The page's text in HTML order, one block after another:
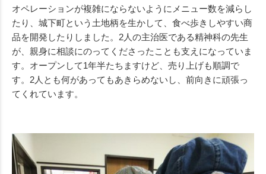
オペレーションが複雑にならないようにメニュー数を減らし
たり、城下町という土地柄を生かして、食べ歩きしやすい商
品を開発したりしました。2人の主治医である精神科の先生
が、親身に相談にのってくださったことも支えになっていま
す。オープンして1年半たちますけど、売り上げも順調で
す。2人とも何があってもあきらめないし、前向きに頑張っ
てくれています。